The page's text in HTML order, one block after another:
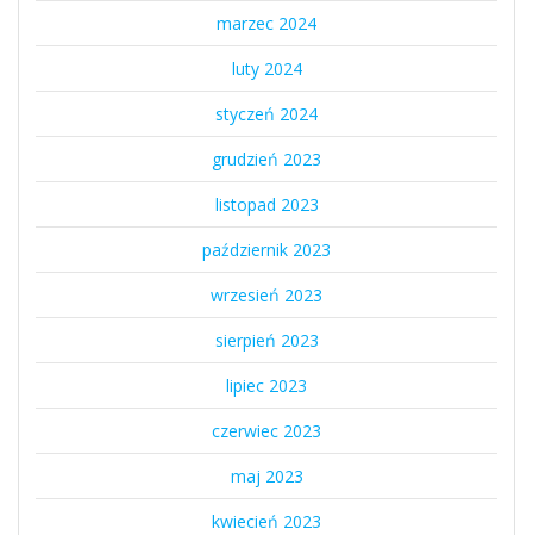
marzec 2024
luty 2024
styczeń 2024
grudzień 2023
listopad 2023
październik 2023
wrzesień 2023
sierpień 2023
lipiec 2023
czerwiec 2023
maj 2023
kwiecień 2023